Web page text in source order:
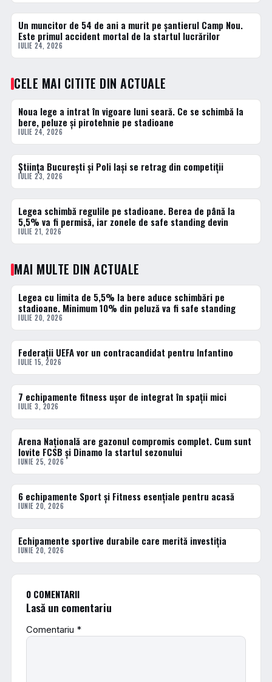
ACTUALE
Un muncitor de 54 de ani a murit pe șantierul Camp Nou.
Este primul accident mortal de la startul lucrărilor
IULIE 24, 2026
CELE MAI CITITE DIN ACTUALE
1 · TOP
Noua lege a intrat în vigoare luni seară. Ce se schimbă la
bere, peluze și pirotehnie pe stadioane
IULIE 24, 2026
2 · TOP
Știința București și Poli Iași se retrag din competiții
IULIE 23, 2026
3 · TOP
Legea schimbă regulile pe stadioane. Berea de până la
5,5% va fi permisă, iar zonele de safe standing devin
IULIE 21, 2026
MAI MULTE DIN ACTUALE
ACTUALE
Legea cu limita de 5,5% la bere aduce schimbări pe
stadioane. Minimum 10% din peluză va fi safe standing
IULIE 20, 2026
ACTUALE
Federații UEFA vor un contracandidat pentru Infantino
IULIE 15, 2026
ACTUALE
7 echipamente fitness ușor de integrat în spații mici
IULIE 3, 2026
ACTUALE
Arena Națională are gazonul compromis complet. Cum sunt
lovite FCSB și Dinamo la startul sezonului
IUNIE 25, 2026
ACTUALE
6 echipamente Sport și Fitness esențiale pentru acasă
IUNIE 20, 2026
ACTUALE
Echipamente sportive durabile care merită investiția
IUNIE 20, 2026
0 COMENTARII
Lasă un comentariu
Comentariu *